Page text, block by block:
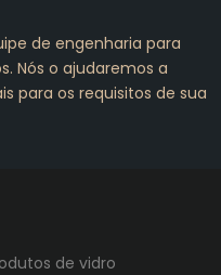
de engenharia para
Nós o ajudaremos a
para os requisitos de sua
de vidro